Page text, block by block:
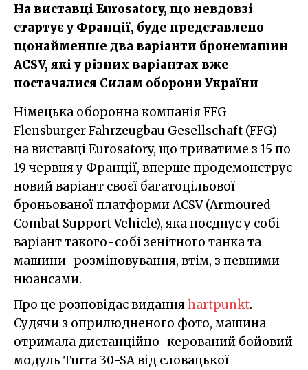
На виставці Eurosatory, що невдовзі
стартує у Франції, буде представлено
щонайменше два варіанти бронемашин
ACSV, які у різних варіантах вже
постачалися Силам оборони України
Німецька оборонна компанія FFG
Flensburger Fahrzeugbau Gesellschaft (FFG)
на виставці Eurosatory, що триватиме з 15 по
19 червня у Франції, вперше продемонструє
новий варіант своєї багатоцільової
броньованої платформи ACSV (Armoured
Combat Support Vehicle), яка поєднує у собі
варіант такого-собі зенітного танка та
машини-розміновування, втім, з певними
нюансами.
Про це розповідає виданняhartpunkt.
Судячи з оприлюдненого фото, машина
отримала дистанційно-керований бойовий
модуль Turra 30-SA від словацької